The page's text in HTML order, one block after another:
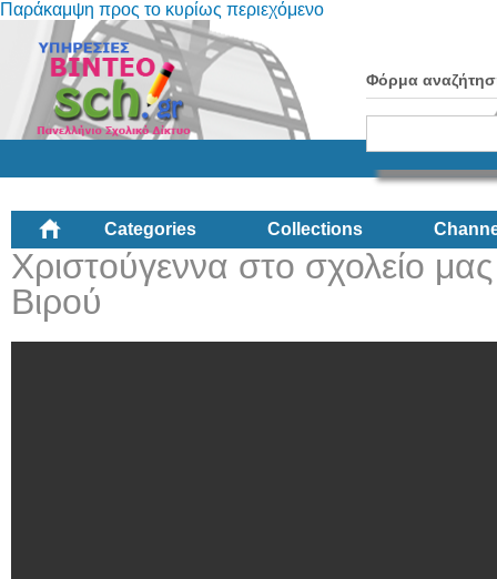
Παράκαμψη προς το κυρίως περιεχόμενο
Φόρμα
Categories Collections
Χριστούγεννα στο σχολείο
Βιρού